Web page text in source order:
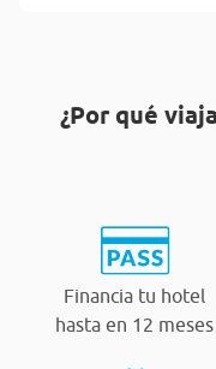
¿Por qué
Financia tu hotel
hasta en 12 meses